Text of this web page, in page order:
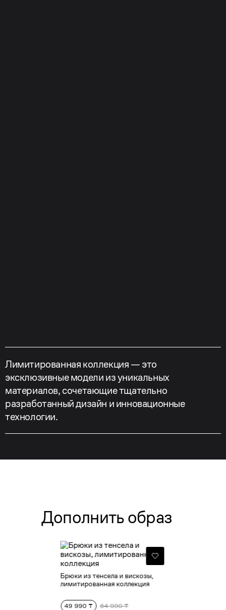
Лимитированная коллекция — это
эксклюзивные модели из уникальных
материалов, сочетающие тщательно
разработанный дизайн и инновационные
технологии.
Дополнить образ
Брюки из тенсела и вискозы,
лимитированная коллекция
49 990 ₸ 64 990 ₸